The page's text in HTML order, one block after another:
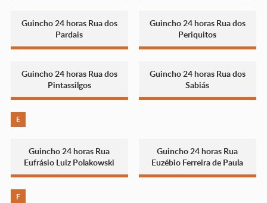
Guincho 24 horas Rua dos
Pardais
Guincho 24 horas Rua dos
Periquitos
Guincho 24 horas Rua dos
Pintassilgos
Guincho 24 horas Rua dos
Sabiás
E
Guincho 24 horas Rua
Eufrásio Luiz Polakowski
Guincho 24 horas Rua
Euzébio Ferreira de Paula
F